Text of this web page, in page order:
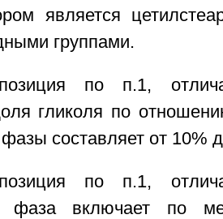
является
группами.
по п.1,
гликоля по
составляет от 10%
по п.1,
фаза включает по